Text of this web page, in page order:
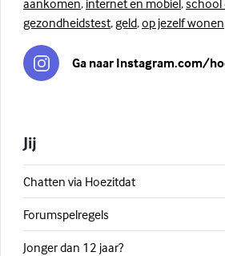
gezondheidstest, geld,op jezelf wonen
Ga naar Instagram.com/
Jij
Chatten via Hoezitdat
Forumspelregels
Jonger dan 12 jaar?